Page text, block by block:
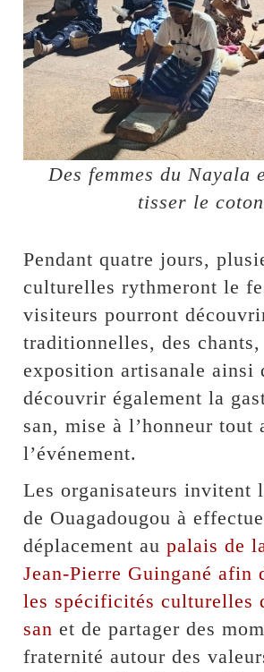
Des femmes du Nayala
tisser le coton
Pendant quatre jours,
culturelles rythmeront le
visiteurs pourront
traditionnelles, des
exposition artisanale ainsi
découvrir également la
san, mise à l’honneur tout
l’événement.
Les organisateurs invitent
de Ouagadougou à
déplacement aupalais de
Jean-Pierre Guingané afin
les spécificités culturelles
san et de partager des
fraternité autour des